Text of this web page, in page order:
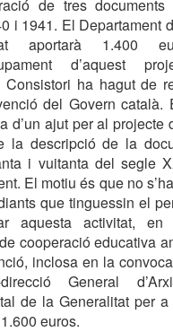
de tres
i 1941. El Departament
aportarà 1.400
d’aquest
Consistori ha hagut de
del Govern català.
d’un ajut per al projecte
la descripció de la
i vuitanta del segle
El motiu és que no
que tinguessin el
aquesta activitat,
cooperació educativa
inclosa en la
General
de la Generalitat per
euros.